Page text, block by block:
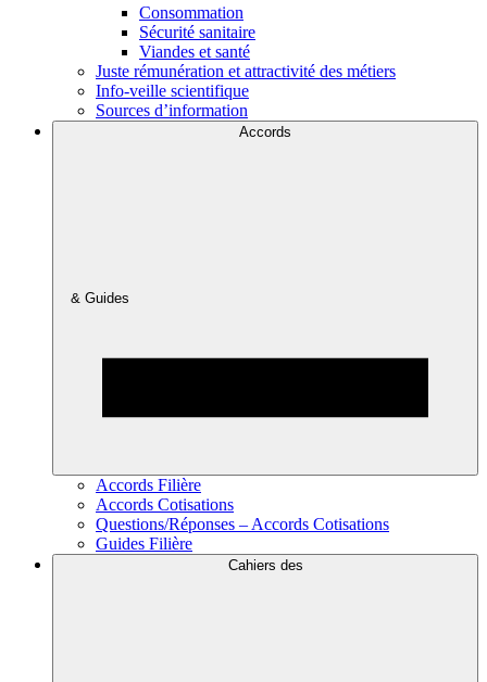
Consommation
Sécurité sanitaire
Viandes et santé
Juste rémunération et attractivité des métiers
Info-veille scientifique
Sources d’information
Accords
& Guides
Accords Filière
Accords Cotisations
Questions/Réponses – Accords Cotisations
Guides Filière
Cahiers des